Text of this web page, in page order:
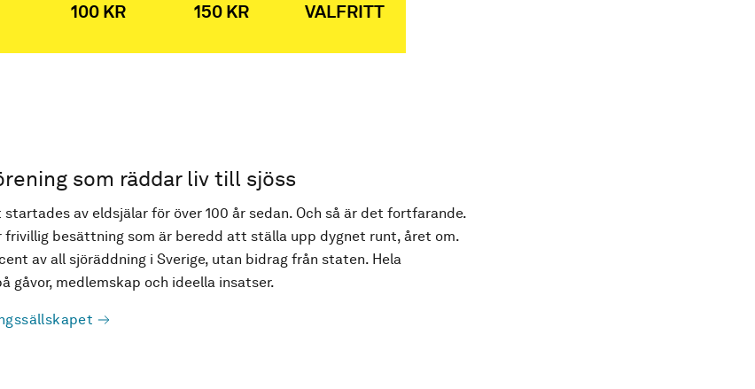
100 KR 150 KR VALFRITT
som räddar liv till sjöss
av eldsjälar för över 100 år sedan. Och så är det fortfarande.
frivillig besättning som är beredd att ställa upp dygnet runt, året om.
av all sjöräddning i Sverige, utan bidrag från staten. Hela
gåvor, medlemskap och ideella insatser.